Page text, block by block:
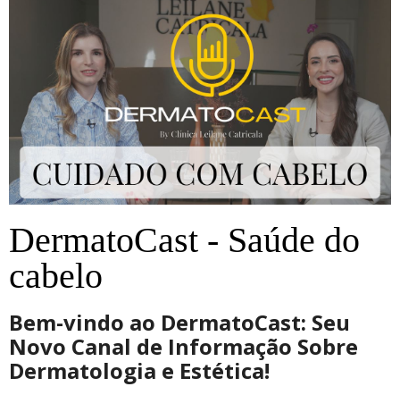
DermatoCast - Saúde do
cabelo
Bem-vindo ao DermatoCast: Seu
Novo Canal de Informação Sobre
Dermatologia e Estética!